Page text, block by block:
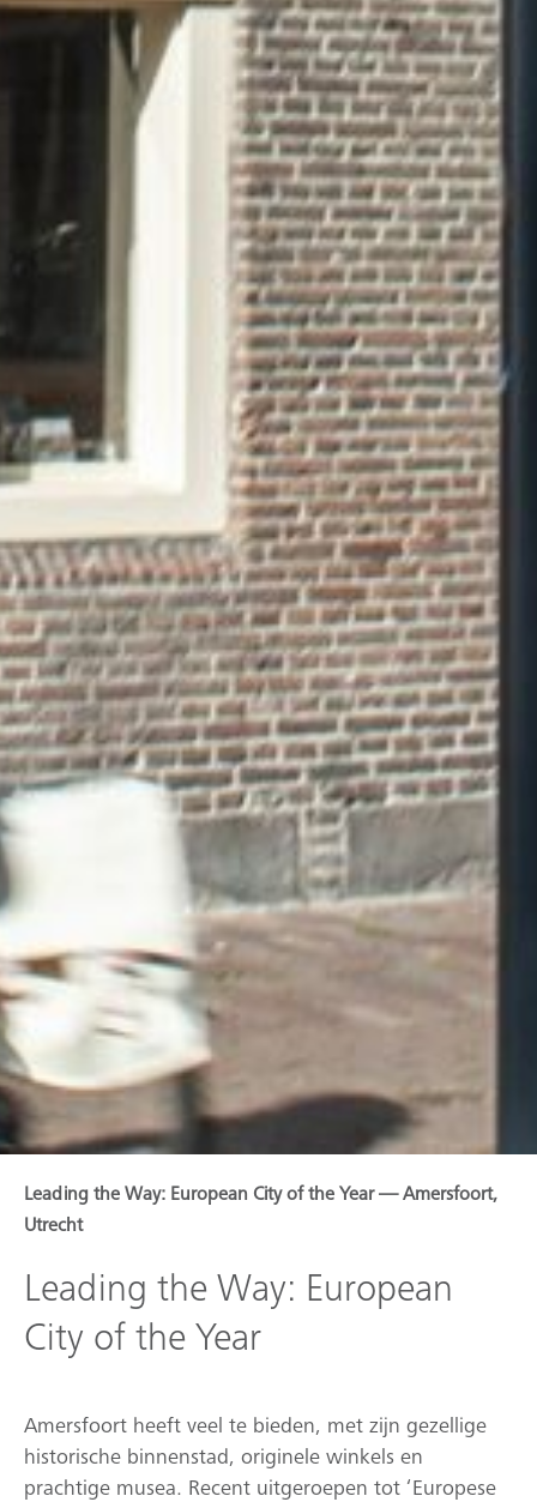
Leading the Way: European City of the Year — Amersfoort,
Utrecht
Leading the Way: European
City of the Year
Amersfoort heeft veel te bieden, met zijn gezellige
historische binnenstad, originele winkels en
prachtige musea. Recent uitgeroepen tot ‘Europese